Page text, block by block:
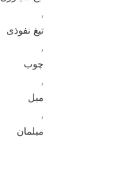
,
تیغ نفوذی
,
چوب
,
مبل
,
مبلمان